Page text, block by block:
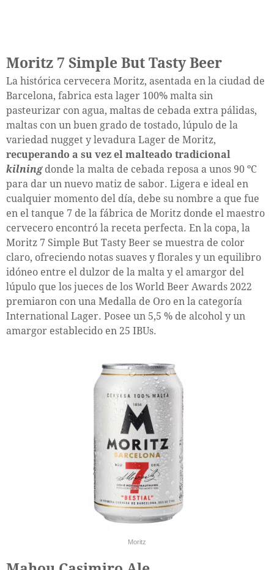
Moritz 7 Simple But Tasty Beer
La histórica cervecera Moritz, asentada en la ciudad de
Barcelona, fabrica esta lager 100% malta sin
pasteurizar con agua, maltas de cebada extra pálidas,
maltas con un buen grado de tostado, lúpulo de la
variedad nugget y levadura Lager de Moritz,
recuperando a su vez el malteado tradicional
kilningdonde la malta de cebada reposa a unos 90 ºC
para dar un nuevo matiz de sabor. Ligera e ideal en
cualquier momento del día, debe su nombre a que fue
en el tanque 7 de la fábrica de Moritz donde el maestro
cervecero encontró la receta perfecta. En la copa, la
Moritz 7 Simple But Tasty Beer se muestra de color
claro, ofreciendo notas suaves y florales y un equilibro
idóneo entre el dulzor de la malta y el amargor del
lúpulo que los jueces de los World Beer Awards 2022
premiaron con una Medalla de Oro en la categoría
International Lager. Posee un 5,5 % de alcohol y un
amargor establecido en 25 IBUs.
Moritz